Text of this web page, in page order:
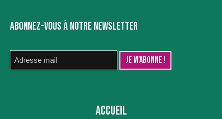
ABONNEZ-VOUS À NOTRE NEWSLETTER
ACCUEIL